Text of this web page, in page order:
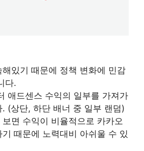
해있기 때문에 정책 변화에 민감
다.
애드센스 수익의 일부를 가져가
. (상단, 하단 배너 중 일부 랜덤)
면 수익이 비율적으로 카카오
기 때문에 노력대비 아쉬울 수 있